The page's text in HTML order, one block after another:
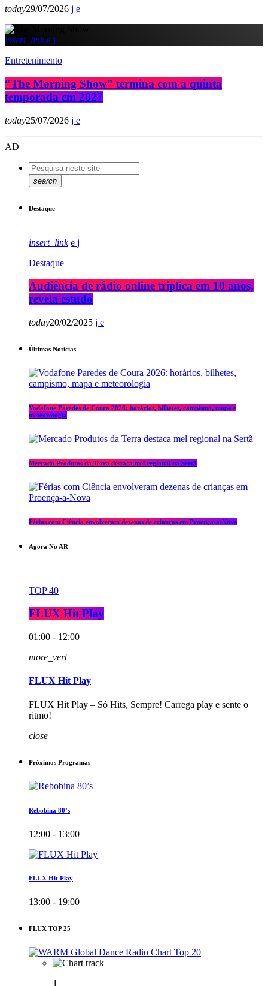
today29/07/2026
insert_link
Entretenimento
“The Morning Show” termina com a quinta
temporada em 2027
today25/07/2026
AD
search
Destaque
insert_link
Destaque
Audiência de rádio online triplica em 10 anos,
revela estudo
today20/02/2025
Últimas Notícias
Vodafone Paredes de Coura 2026: horários, bilhetes, campismo, mapa e
meteorologia
Mercado Produtos da Terra destaca mel regional na Sertã
Férias com Ciência envolveram dezenas de crianças em Proença-a-Nova
Agora No AR
TOP 40
FLUX Hit Play
01:00 - 12:00
more_vert
FLUX Hit Play
FLUX Hit Play – Só Hits, Sempre! Carrega play e sente o
ritmo!
close
Próximos Programas
Rebobina 80’s
12:00 - 13:00
FLUX Hit Play
13:00 - 19:00
FLUX TOP 25
1